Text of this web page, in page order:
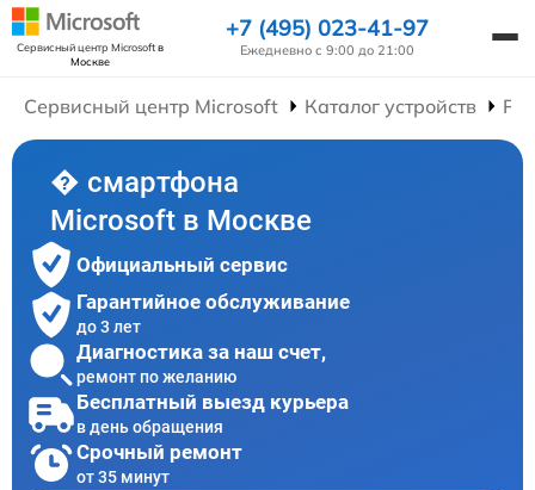
Сервисный центр Microsoftв
Москве
+7 (495) 023-41-97
Ежедневно с 9:00 до 21:00
Сервисный центр Microsoft Каталог устройств
� смартфона
Microsoft в Москве
Официальный сервис
Гарантийное обслуживание
до 3 лет
Диагностика за наш счет,
ремонт по желанию
Бесплатный выезд курьера
в день обращения
Срочный ремонт
от 35 минут